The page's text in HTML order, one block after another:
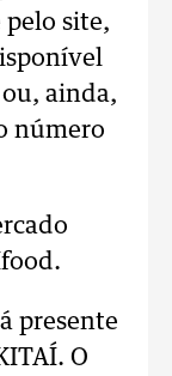
site,
ou, ainda,
número
presente
O